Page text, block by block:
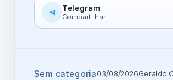
Telegram
Compartilhar
Sem categoria03/08/2026Geraldo